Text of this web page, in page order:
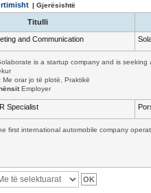
| Gjerësishtë
Titulli
and Communication
is a startup company and is
Me orar jo të plotë, Praktikë
Employer
Specialist
first international automobile company